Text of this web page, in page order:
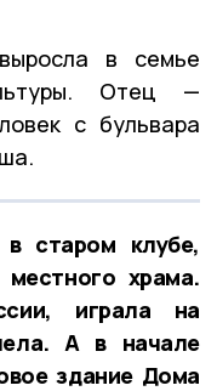
в семье
Отец —
с бульвара
старом клубе,
храма.
играла на
А в начале
здание Дома